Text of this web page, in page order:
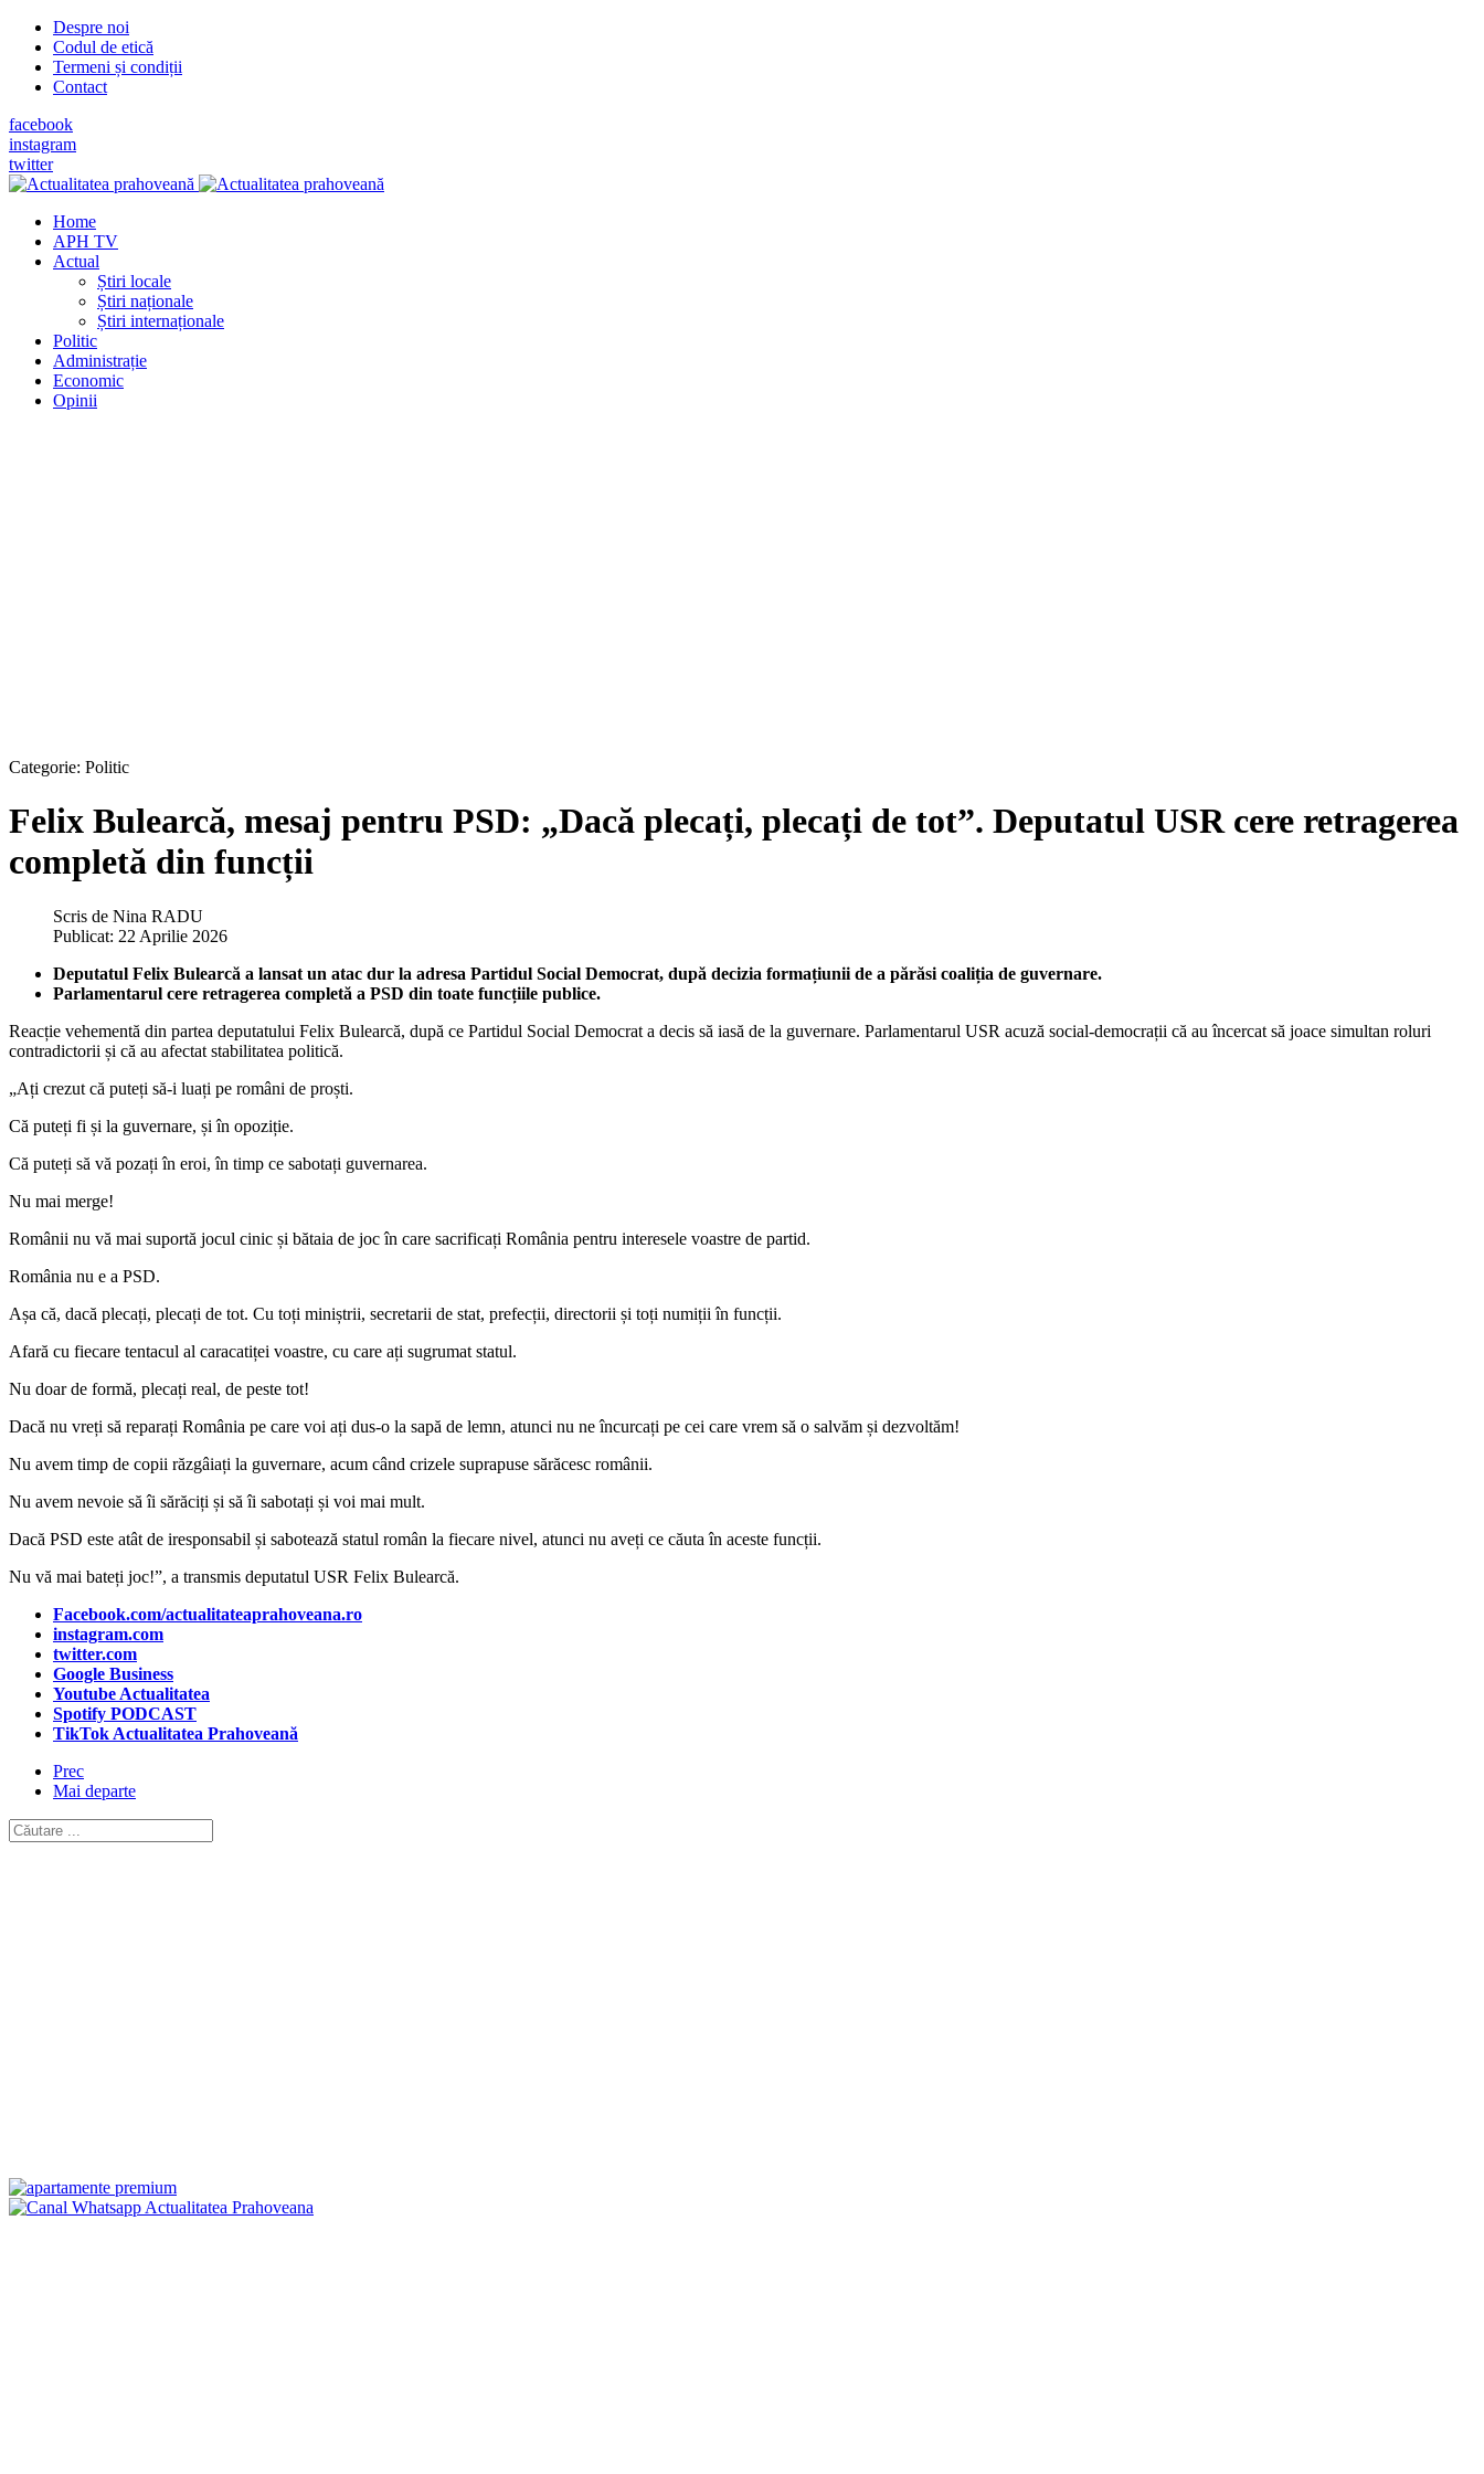
Despre noi
Codul de etică
Termeni și condiții
Contact
facebook
instagram
twitter
Home
APH TV
Actual
Știri locale
Știri naționale
Știri internaționale
Politic
Administrație
Economic
Opinii
Categorie: Politic
Felix Bulearcă, mesaj pentru PSD: „Dacă plecați, plecați de tot”. Deputatul USR cere retragerea
completă din funcții
Scris de Nina RADU
Publicat: 22 Aprilie 2026
Deputatul Felix Bulearcă a lansat un atac dur la adresa Partidul Social Democrat, după decizia formațiunii de a părăsi coaliția de guvernare.
Parlamentarul cere retragerea completă a PSD din toate funcțiile publice.
Reacție vehementă din partea deputatului Felix Bulearcă, după ce Partidul Social Democrat a decis să iasă de la guvernare. Parlamentarul USR acuză social-democrații că au încercat să joace simultan roluri
contradictorii și că au afectat stabilitatea politică.
„Ați crezut că puteți să-i luați pe români de proști.
Că puteți fi și la guvernare, și în opoziție.
Că puteți să vă pozați în eroi, în timp ce sabotați guvernarea.
Nu mai merge!
Românii nu vă mai suportă jocul cinic și bătaia de joc în care sacrificați România pentru interesele voastre de partid.
România nu e a PSD.
Așa că, dacă plecați, plecați de tot. Cu toți miniștrii, secretarii de stat, prefecții, directorii și toți numiții în funcții.
Afară cu fiecare tentacul al caracatiței voastre, cu care ați sugrumat statul.
Nu doar de formă, plecați real, de peste tot!
Dacă nu vreți să reparați România pe care voi ați dus-o la sapă de lemn, atunci nu ne încurcați pe cei care vrem să o salvăm și dezvoltăm!
Nu avem timp de copii răzgâiați la guvernare, acum când crizele suprapuse sărăcesc românii.
Nu avem nevoie să îi sărăciți și să îi sabotați și voi mai mult.
Dacă PSD este atât de iresponsabil și sabotează statul român la fiecare nivel, atunci nu aveți ce căuta în aceste funcții.
Nu vă mai bateți joc!”, a transmis deputatul USR Felix Bulearcă.
Facebook.com/actualitateaprahoveana.ro
instagram.com
twitter.com
Google Business
Youtube Actualitatea
Spotify PODCAST
TikTok Actualitatea Prahoveană
Prec
Mai departe